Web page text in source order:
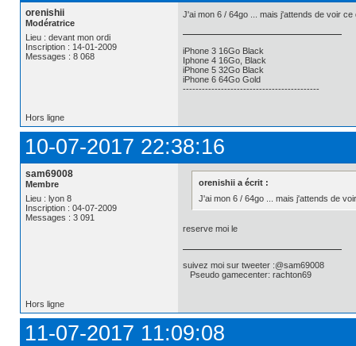
orenishii
Modératrice
Lieu : devant mon ordi
Inscription : 14-01-2009
Messages : 8 068
J'ai mon 6 / 64go ... mais j'attends de voir ce
iPhone 3 16Go Black
Iphone 4 16Go, Black
iPhone 5 32Go Black
iPhone 6 64Go Gold
-------------------------------------------
Hors ligne
10-07-2017 22:38:16
sam69008
Membre
Lieu : lyon 8
Inscription : 04-07-2009
Messages : 3 091
orenishii a écrit :
J'ai mon 6 / 64go ... mais j'attends de
reserve moi le
suivez moi sur tweeter :@sam69008
Pseudo gamecenter: rachton69
Hors ligne
11-07-2017 11:09:08